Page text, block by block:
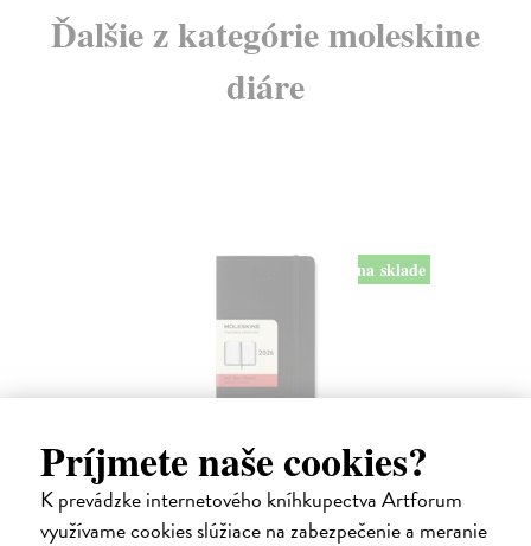
Príjmete naše cookies?
K prevádzke internetového kníhkupectva Artforum
využívame cookies slúžiace na zabezpečenie a meranie
Ďalšie z kategórie moleskine
diáre
na sklade
Diár Moleskine 2026 - mäkké dosky, S,
denný, čierny
9 x 14 cm| Zápisník Moleskine
Denný diár vreckové veľkosti na rok 2026. Na každý deň stránka pre